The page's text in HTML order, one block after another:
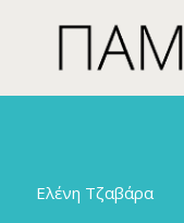
Ελένη Τζαβάρα